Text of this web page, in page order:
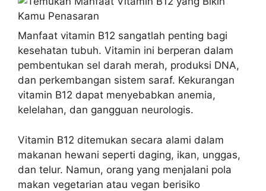
Manfaat vitamin B12 sangatlah penting bagi
kesehatan tubuh. Vitamin ini berperan dalam
pembentukan sel darah merah, produksi DNA,
dan perkembangan sistem saraf. Kekurangan
vitamin B12 dapat menyebabkan anemia,
kelelahan, dan gangguan neurologis.
Vitamin B12 ditemukan secara alami dalam
makanan hewani seperti daging, ikan, unggas,
dan telur. Namun, orang yang menjalani pola
makan vegetarian atau vegan berisiko